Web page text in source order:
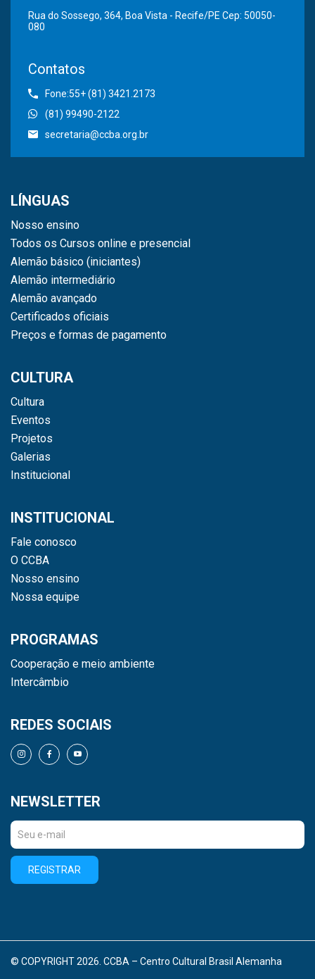
Rua do Sossego, 364, Boa Vista - Recife/PE Cep: 50050-
080
Contatos
Fone:55+ (81) 3421.2173
(81) 99490-2122
secretaria@ccba.org.br
LÍNGUAS
Nosso ensino
Todos os Cursos online e presencial
Alemão básico (iniciantes)
Alemão intermediário
Alemão avançado
Certificados oficiais
Preços e formas de pagamento
CULTURA
Cultura
Eventos
Projetos
Galerias
Institucional
INSTITUCIONAL
Fale conosco
O CCBA
Nosso ensino
Nossa equipe
PROGRAMAS
Cooperação e meio ambiente
Intercâmbio
REDES SOCIAIS
NEWSLETTER
REGISTRAR
© COPYRIGHT 2026. CCBA – Centro Cultural Brasil Alemanha